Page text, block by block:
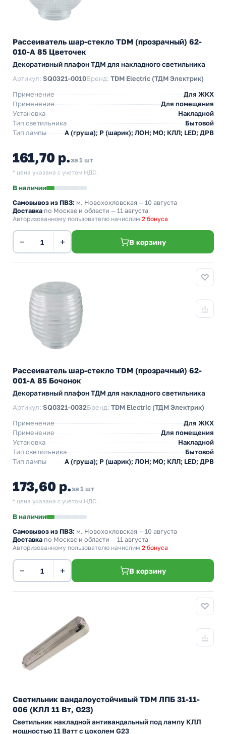
Рассеиватель шар-стекло TDM (прозрачный) 62-
010-А 85 Цветочек
Декоративный плафон ТДМ для накладного светильника
Артикул: SQ0321-0010Бренд: TDM Electric (ТДМ Электрик)
Применение
Для ЖКХ
Применение
Для помещения
Установка
Накладной
Тип светильника
Бытовой
Тип лампы
A (груша); P (шарик); ЛОН; МО; КЛЛ; LED; ДРВ
161,70 р.за 1 шт
* цена указана с учетом НДС.
В наличии
Самовывоз из ПВЗ: м. Новохохловская — 10 августа
Доставка по Москве и области — 11 августа
Авторизованному пользователю начислим 2 бонуса
− + В корзину
Рассеиватель шар-стекло TDM (прозрачный) 62-
001-А 85 Бочонок
Декоративный плафон ТДМ для накладного светильника
Артикул: SQ0321-0032Бренд: TDM Electric (ТДМ Электрик)
Применение
Для ЖКХ
Применение
Для помещения
Установка
Накладной
Тип светильника
Бытовой
Тип лампы
A (груша); P (шарик); ЛОН; МО; КЛЛ; LED; ДРВ
173,60 р.за 1 шт
* цена указана с учетом НДС.
В наличии
Самовывоз из ПВЗ: м. Новохохловская — 10 августа
Доставка по Москве и области — 11 августа
Авторизованному пользователю начислим 2 бонуса
− + В корзину
Светильник вандалоустойчивый TDM ЛПБ 31-11-
006 (КЛЛ 11 Вт, G23)
Светильник накладной антивандальный под лампу КЛЛ
мощностью 11 Ватт с цоколем G23